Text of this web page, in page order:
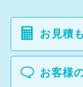
お見積
お客様